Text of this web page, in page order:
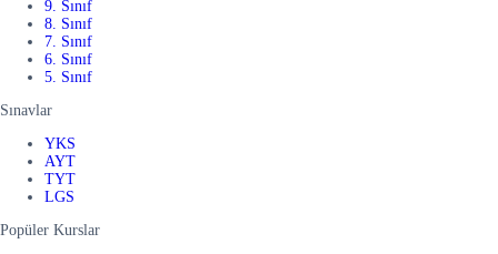
9. Sınıf
8. Sınıf
7. Sınıf
6. Sınıf
5. Sınıf
Sınavlar
YKS
AYT
TYT
LGS
Popüler Kurslar